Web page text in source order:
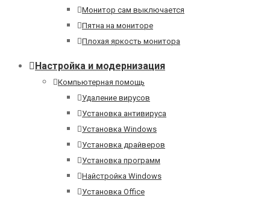
Монитор сам выключается
Пятна на мониторе
Плохая яркость монитора
Настройка и модернизация
Компьютерная помощь
Удаление вирусов
Установка антивируса
Установка Windows
Установка драйверов
Установка программ
Найстройка Windows
Установка Office